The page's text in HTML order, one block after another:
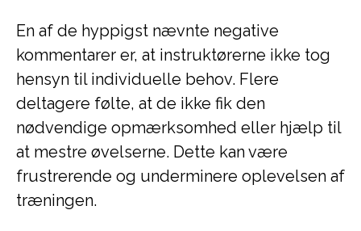
En af de hyppigst nævnte negative
kommentarer er, at instruktørerne ikke tog
hensyn til individuelle behov. Flere
deltagere følte, at de ikke fik den
nødvendige opmærksomhed eller hjælp til
at mestre øvelserne. Dette kan være
frustrerende og underminere oplevelsen af
træningen.